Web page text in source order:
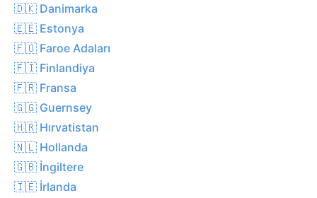
🇩🇰 Danimarka
🇪🇪 Estonya
🇫🇴 Faroe Adaları
🇫🇮 Finlandiya
🇫🇷 Fransa
🇬🇬 Guernsey
🇭🇷 Hırvatistan
🇳🇱 Hollanda
🇬🇧 İngiltere
🇮🇪 İrlanda